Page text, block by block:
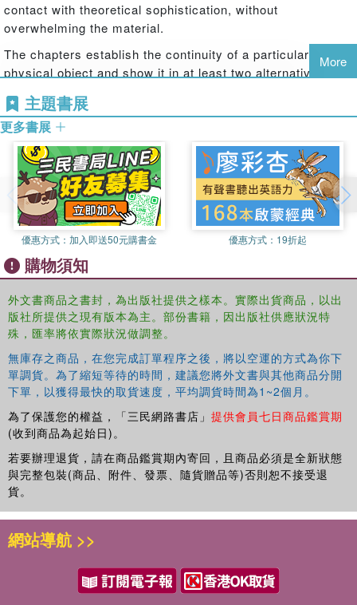
contact with theoretical sophistication, without
overwhelming the material.
The chapters establish the continuity of a particular
physical object and show it in at least two alternative
shown in different lights. The results are often surprising,
inverting the common idea of a historic place as having an
enduring meaning. This book shows the insight that can be
gained from learning about earlier constructions of
meaning which have been derived from the same buildings
that stand before us today.
More
主題書展
更多書展
優惠方式： 加入即送50元購書金 優惠方式： 19折起
購物須知
外文書商品之書封，為出版社提供之樣本。實際出貨商品，以出
版社所提供之現有版本為主。部份書籍，因出版社供應狀況特
殊，匯率將依實際狀況做調整。
無庫存之商品，在您完成訂單程序之後，將以空運的方式為你下
單調貨。為了縮短等待的時間，建議您將外文書與其他商品分開
下單，以獲得最快的取貨速度，平均調貨時間為1~2個月。
為了保護您的權益，「三民網路書店」 提供會員七日商品鑑賞期
(收到商品為起始日)。
若要辦理退貨，請在商品鑑賞期內寄回，且商品必須是全新狀態
與完整包裝(商品、附件、發票、隨貨贈品等)否則恕不接受退
貨。
網站導航 >>